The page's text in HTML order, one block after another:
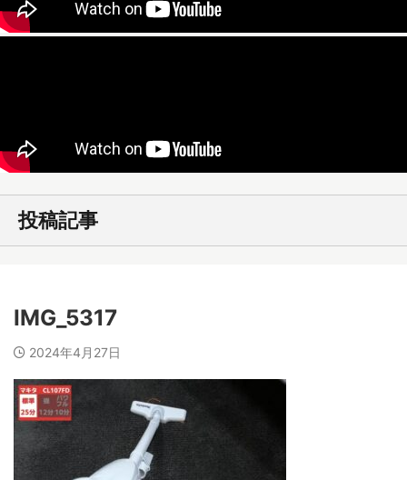
投稿記事
IMG_5317
2024年4月27日